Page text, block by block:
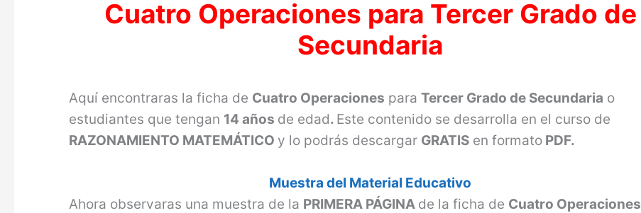
Cuatro Operaciones para Tercer Grado de
Secundaria
Aquí encontraras la ficha de Cuatro Operaciones paraTercer Grado de Secundaria o
estudiantes que tengan 14 años de edad. Este contenido se desarrolla en el curso de
RAZONAMIENTO MATEMÁTICO y lo podrás descargar GRATIS en formato PDF.
Muestra del Material Educativo
Ahora observaras una muestra de la PRIMERA PÁGINA de la ficha de Cuatro Operaciones